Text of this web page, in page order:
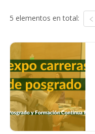
5 elementos en total: